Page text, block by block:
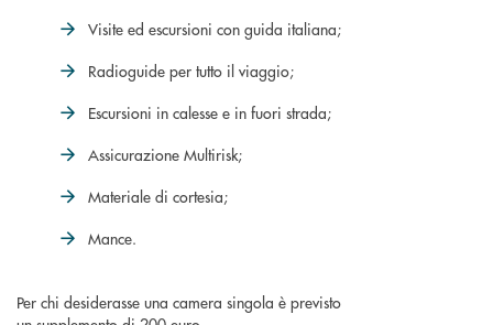
Visite ed escursioni con guida italiana;
Radioguide per tutto il viaggio;
Escursioni in calesse e in fuori strada;
Assicurazione Multirisk;
Materiale di cortesia;
Mance.
Per chi desiderasse una camera singola è previsto